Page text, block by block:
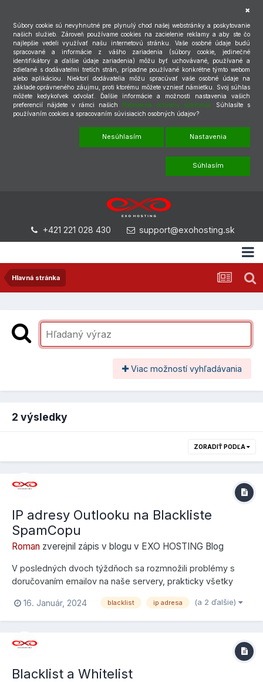
Súbory cookie sú nevyhnutné pre plynulý chod našej webstránky a poskytovanie
našich služieb. Zároveň používame cookies na zacielenie reklamy a aby ste čo
najlepšie vedeli využívať našu internetovú stránku. Vaše osobné údaje budú
spracované a informácie z vášho zariadenia (súbory cookie, jedinečné
identifikátory a ďalšie údaje zariadenia) môžu byť uchovávané, používané a
zdieľané s dodávateľmi tretích strán, prípadne používané konkrétne týmto webom
alebo aplikáciou. Niektorí dodávatelia môžu spracúvať vaše osobné údaje na
základe oprávneného záujmu, proti ktorému môžete vzniesť námietku. Svoj súhlas
môžete kedykoľvek odvolať. Ďalšie informácie a možnosti nastavenia vašich
preferencií nájdete v rámci našich Podmienok ochrany súkromia.
Súhlasíte s
používaním cookies a spracovaním súvisiacich osobných údajov?
Nesúhlasím Nastavenia
Súhlasím
+421 221 028 430 support@exohosting.sk
Hlavná stránka
Viac možností vyhľadávania
2 výsledky
ZORADIŤ PODĽA
IP adresy Outlooku na Blackliste
SpamCopu
Roman zverejnil zápis v blogu v EXO HOSTING Blog
V posledných dvoch týždňoch sa rozmnožili problémy s
doručovaním emailov na naše servery, prakticky všetky
Outlook, konkrétne problém majú služby Outlook 365,
Hotmail, prípadne domény hostované na serveroch
16. Január, 2024 blacklist ip adresa (a 2 ďalšie)
Blacklist a Whitelist